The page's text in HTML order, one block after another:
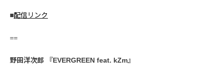
■配信リンク
==
野田洋次郎 『EVERGREEN feat. kZm』